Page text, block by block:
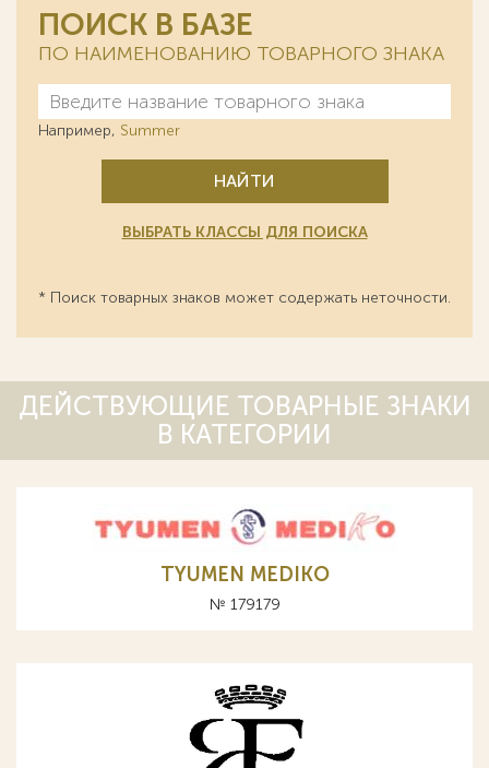
ПОИСК В БАЗЕ
ПО НАИМЕНОВАНИЮ ТОВАРНОГО ЗНАКА
Например, Summer
НАЙТИ
ВЫБРАТЬ КЛАССЫ ДЛЯ ПОИСКА
* Поиск товарных знаков может содержать неточности.
ДЕЙСТВУЮЩИЕ ТОВАРНЫЕ ЗНАКИ
В КАТЕГОРИИ
TYUMEN MEDIKO
№ 179179